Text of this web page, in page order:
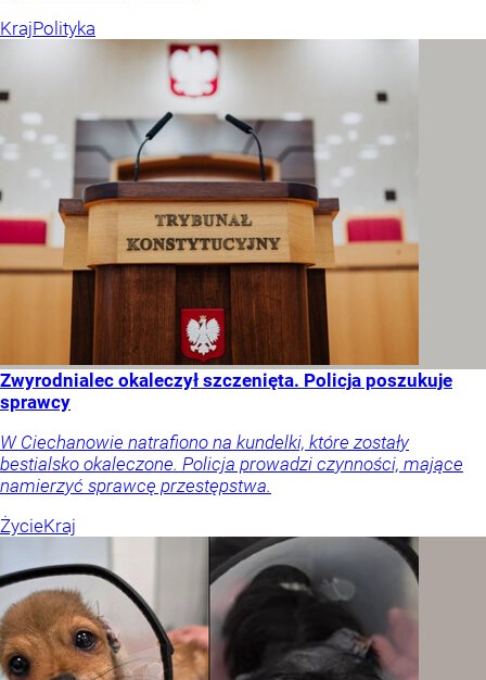
KrajPolityka
Zwyrodnialec okaleczył szczenięta. Policja poszukuje
sprawcy
W Ciechanowie natrafiono na kundelki, które zostały
bestialsko okaleczone. Policja prowadzi czynności, mające
namierzyć sprawcę przestępstwa.
ŻycieKraj